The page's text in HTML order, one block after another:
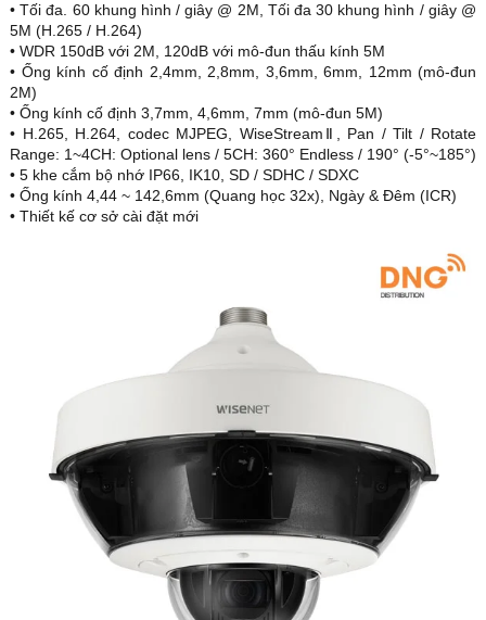
• Tối đa. 60 khung hình / giây @ 2M, Tối đa 30 khung hình / giây @
5M (H.265 / H.264)
• WDR 150dB với 2M, 120dB với mô-đun thấu kính 5M
• Ống kính cố định 2,4mm, 2,8mm, 3,6mm, 6mm, 12mm (mô-đun
2M)
• Ống kính cố định 3,7mm, 4,6mm, 7mm (mô-đun 5M)
• H.265, H.264, codec MJPEG, WiseStreamⅡ, Pan / Tilt / Rotate
Range: 1~4CH: Optional lens / 5CH: 360° Endless / 190° (-5°~185°)
• 5 khe cắm bộ nhớ IP66, IK10, SD / SDHC / SDXC
• Ống kính 4,44 ~ 142,6mm (Quang học 32x), Ngày & Đêm (ICR)
• Thiết kế cơ sở cài đặt mới